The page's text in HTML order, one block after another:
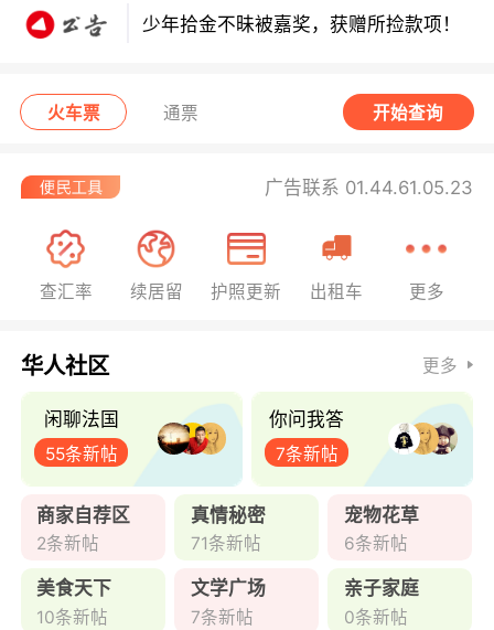
少年拾金不昧被嘉奖，获赠所捡款项！
西班牙小偷在法行窃被捕！
火车票 通票 开始查询
广告联系 01.44.61.05.23
查汇率 续居留 护照更新 出租车 更多
华人社区 更多
闲聊法国
55条新帖
你问我答
7条新帖
商家自荐区
2条新帖
真情秘密
71条新帖
宠物花草
6条新帖
美食天下
10条新帖
文学广场
7条新帖
亲子家庭
0条新帖